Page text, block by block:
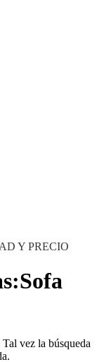
Y PRECIO
vez la búsqueda